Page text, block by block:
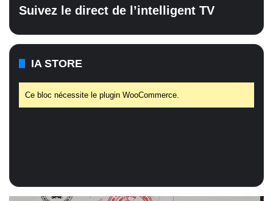
Suivez le direct de l’intelligent TV
IA STORE
Ce bloc nécessite le plugin WooCommerce.